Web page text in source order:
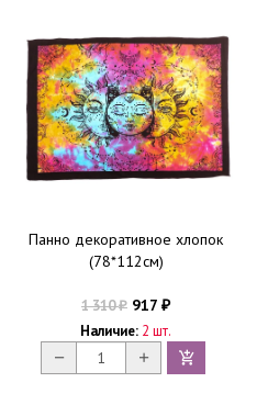
Панно декоративное хлопок
(78*112см)
1 310₽ 917 ₽
Наличие: 2 шт.